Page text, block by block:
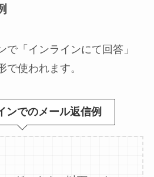
で「インラインにて回答」
で使われます。
ンでのメール返信例